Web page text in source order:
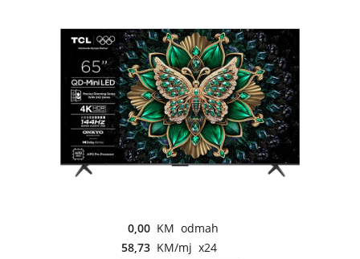
0,00 KM odmah
58,73 KM/mj x24